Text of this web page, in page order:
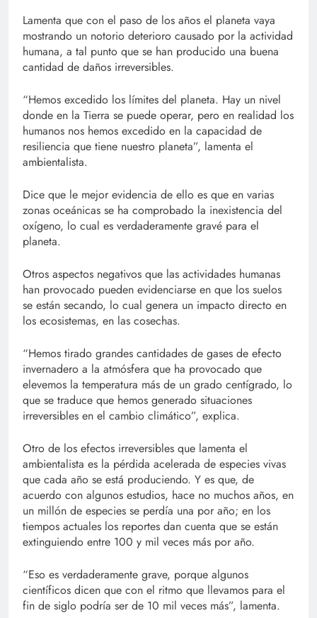
Lamenta que con el paso de los años el planeta vaya
mostrando un notorio deterioro causado por la actividad
humana, a tal punto que se han producido una buena
cantidad de daños irreversibles.
“Hemos excedido los límites del planeta. Hay un nivel
donde en la Tierra se puede operar, pero en realidad los
humanos nos hemos excedido en la capacidad de
resiliencia que tiene nuestro planeta”, lamenta el
ambientalista.
Dice que le mejor evidencia de ello es que en varias
zonas oceánicas se ha comprobado la inexistencia del
oxígeno, lo cual es verdaderamente gravé para el
planeta.
Otros aspectos negativos que las actividades humanas
han provocado pueden evidenciarse en que los suelos
se están secando, lo cual genera un impacto directo en
los ecosistemas, en las cosechas.
“Hemos tirado grandes cantidades de gases de efecto
invernadero a la atmósfera que ha provocado que
elevemos la temperatura más de un grado centígrado, lo
que se traduce que hemos generado situaciones
irreversibles en el cambio climático”, explica.
Otro de los efectos irreversibles que lamenta el
ambientalista es la pérdida acelerada de especies vivas
que cada año se está produciendo. Y es que, de
acuerdo con algunos estudios, hace no muchos años, en
un millón de especies se perdía una por año; en los
tiempos actuales los reportes dan cuenta que se están
extinguiendo entre 100 y mil veces más por año.
“Eso es verdaderamente grave, porque algunos
científicos dicen que con el ritmo que llevamos para el
fin de siglo podría ser de 10 mil veces más”, lamenta.